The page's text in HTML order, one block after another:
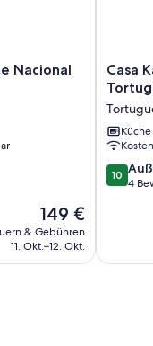
Nacional
Der
Preis
beträgt
149 €
& Gebühren
11. Okt.–12. Okt.
Casa
Ubicada
en
el
Centro
de
la
Casa
Küche
10.0
von
10
4